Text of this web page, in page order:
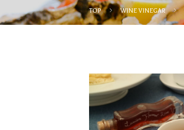
TOP WINE VINEGAR